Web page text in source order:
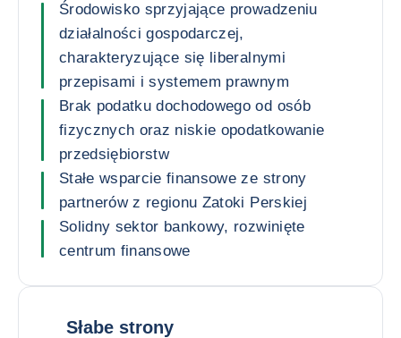
Środowisko sprzyjające prowadzeniu
działalności gospodarczej,
charakteryzujące się liberalnymi
przepisami i systemem prawnym
Brak podatku dochodowego od osób
fizycznych oraz niskie opodatkowanie
przedsiębiorstw
Stałe wsparcie finansowe ze strony
partnerów z regionu Zatoki Perskiej
Solidny sektor bankowy, rozwinięte
centrum finansowe
Słabe strony